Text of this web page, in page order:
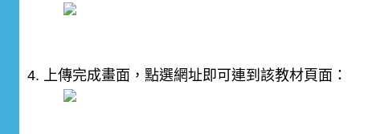
4. 上傳完成畫面，點選網址即可連到該教材頁面：